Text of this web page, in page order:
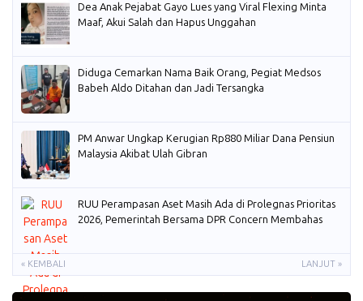
Dea Anak Pejabat Gayo Lues yang Viral Flexing Minta
Maaf, Akui Salah dan Hapus Unggahan
Diduga Cemarkan Nama Baik Orang, Pegiat Medsos
Babeh Aldo Ditahan dan Jadi Tersangka
PM Anwar Ungkap Kerugian Rp880 Miliar Dana Pensiun
Malaysia Akibat Ulah Gibran
RUU Perampasan Aset Masih Ada di Prolegnas Prioritas
2026, Pemerintah Bersama DPR Concern Membahas
« KEMBALI LANJUT »